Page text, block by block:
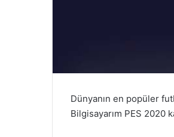
Dünyanın en popüler
Bilgisayarım PES 2020